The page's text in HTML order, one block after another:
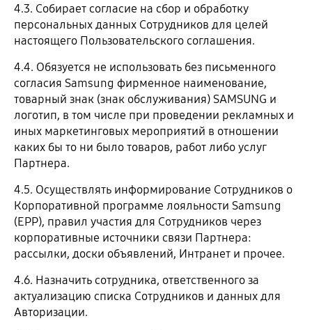
4.3. Собирает согласие на сбор и обработку
персональных данных Сотрудников для целей
настоящего Пользовательского соглашения.
4.4. Обязуется не использовать без письменного
согласия Samsung фирменное наименование,
товарный знак (знак обслуживания) SAMSUNG и
логотип, в том числе при проведении рекламных и
иных маркетинговых мероприятий в отношении
каких бы то ни было товаров, работ либо услуг
Партнера.
4.5. Осуществлять информирование Сотрудников о
Корпоративной программе лояльности Samsung
(EPP), правил участия для Сотрудников через
корпоративные источники связи Партнера:
рассылки, доски объявлений, Интранет и прочее.
4.6. Назначить сотрудника, ответственного за
актуализацию списка Сотрудников и данных для
Авторизации.